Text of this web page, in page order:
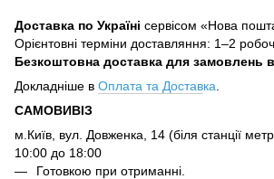
Доставка по Україні сервісом «Нова
Орієнтовні терміни доставляння: 1–2
Безкоштовна доставка для замовлень
Докладніше в Оплата та Доставка
САМОВИВІЗ
м.Київ, вул. Довженка, 14 (біля станції
10:00 до 18:00
Готовкою при отриманні.